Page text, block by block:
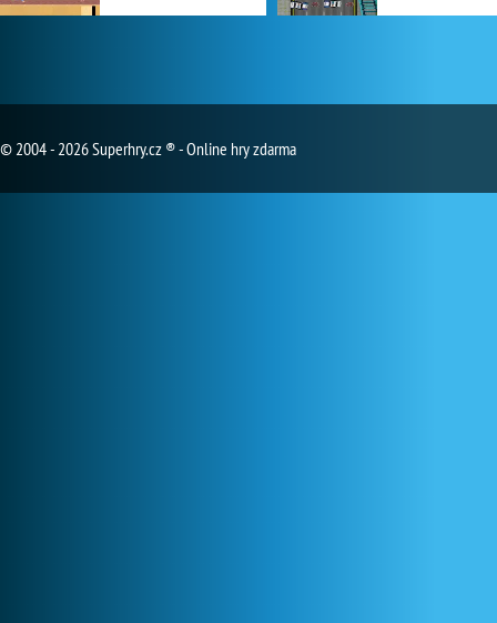
© 2004 - 2026 Superhry.cz ® - Online hry zdarma